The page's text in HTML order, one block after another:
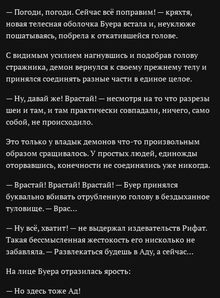
— Погоди, погоди. Сейчас всё поправим! — кряхтя,
новая телесная оболочка Буера встала и, неуклюже
пошатываясь, побрела к откатившейся голове.
С видимым усилием нагнувшись и подобрав голову
стражника, демон вернулся к своему прежнему телу и
принялся соединять разные части в единое целое.
— Ну, давай же! Врастай! — несмотря на то что разрезы
шеи и там, и там практически совпадали, ничего, само
собой, не происходило.
Это только у владык демонов что-то произвольным
образом сращивалось. У простых людей, единожды
оторвавшись, конечности не соединялись уже никогда.
— Врастай! Врастай! Врастай! — Буер принялся
буквально вбивать отрубленную голову в бездыханное
туловище. — Врас…
— Ну всё, хватит! — не выдержал издевательств Рифат.
Такая бессмысленная жестокость его нисколько не
забавляла. — Развлекаться будешь в Аду, а сейчас…
На лице Буера отразилась ярость:
— Но здесь тоже Ад!